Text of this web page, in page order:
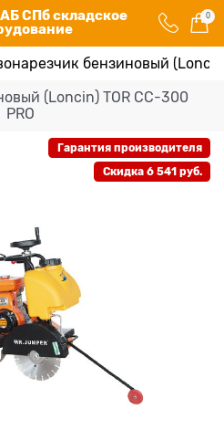
СПб складское
0
бензиновый
(Loncin) TOR CC-300
PRO
Гарантия производителя
Скидка 6 541 руб.